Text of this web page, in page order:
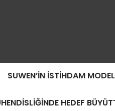
SUWEN’IN İSTIHDAM
HEDEF